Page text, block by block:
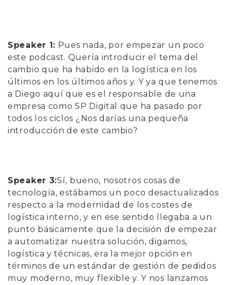
Speaker 1: Pues nada, por empezar un poco
este podcast. Quería introducir el tema del
cambio que ha habido en la logística en los
últimos en los últimos años y. Y ya que tenemos
a Diego aquí que es el responsable de una
empresa como SP Digital que ha pasado por
todos los ciclos ¿Nos darías una pequeña
introducción de este cambio?
Speaker 3:Sí, bueno, nosotros cosas de
tecnología, estábamos un poco desactualizados
respecto a la modernidad de los costes de
logística interno, y en ese sentido llegaba a un
punto básicamente que la decisión de empezar
a automatizar nuestra solución, digamos,
logística y técnicas, era la mejor opción en
términos de un estándar de gestión de pedidos
muy moderno, muy flexible y. Y nos lanzamos